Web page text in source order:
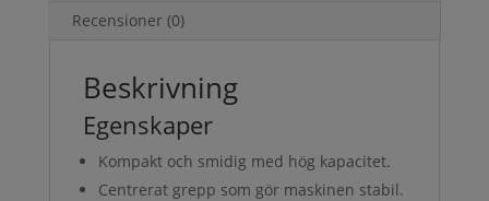
Recensioner (0)
Beskrivning
Egenskaper
Kompakt och smidig med hög kapacitet.
Centrerat grepp som gör maskinen stabil.